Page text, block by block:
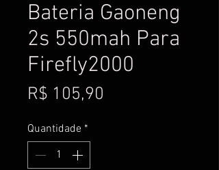
Bateria Gaoneng
2s 550mah Para
Firefly2000
R$ 105,90
Quantidade *